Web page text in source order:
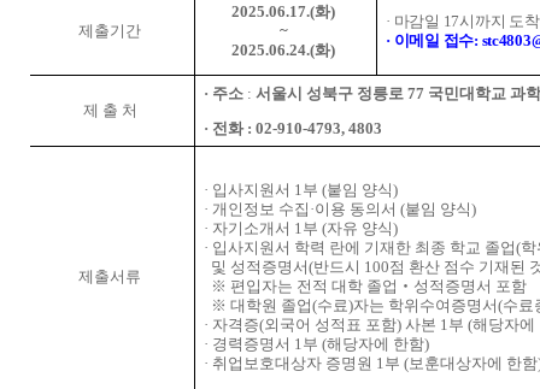
제출기간
2025.06.17.(화)
~
2025.06.24.(화)
· 마감일 17시까지 도
· 이메일 접수:
제 출 처
· 주소 : 서울시 성북구 정릉로 77 국민대학교 과
· 전화 : 02-910-4793, 4803
제출서류
· 입사지원서 1 부 (붙임 양식)
· 개인정보 수집 ·이용 동의서 (붙임 양식)
· 자기소개서 1 부 (자유 양식)
· 입사지원서 학력 란에 기재한 최종 학교 졸업(학
및 성적증명서(반드시 100점 환산 점수 기재된
※ 편입자는 전적 대학 졸업 ‧ 성적증명서 포함
※ 대학원 졸업(수료)자는 학위수여증명서(수료
· 자격증(외국어 성적표 포함) 사본 1 부 (해당자에
· 경력증명서 1 부 (해당자에 한함)
· 취업보호대상자 증명원 1 부 (보훈대상자에 한함